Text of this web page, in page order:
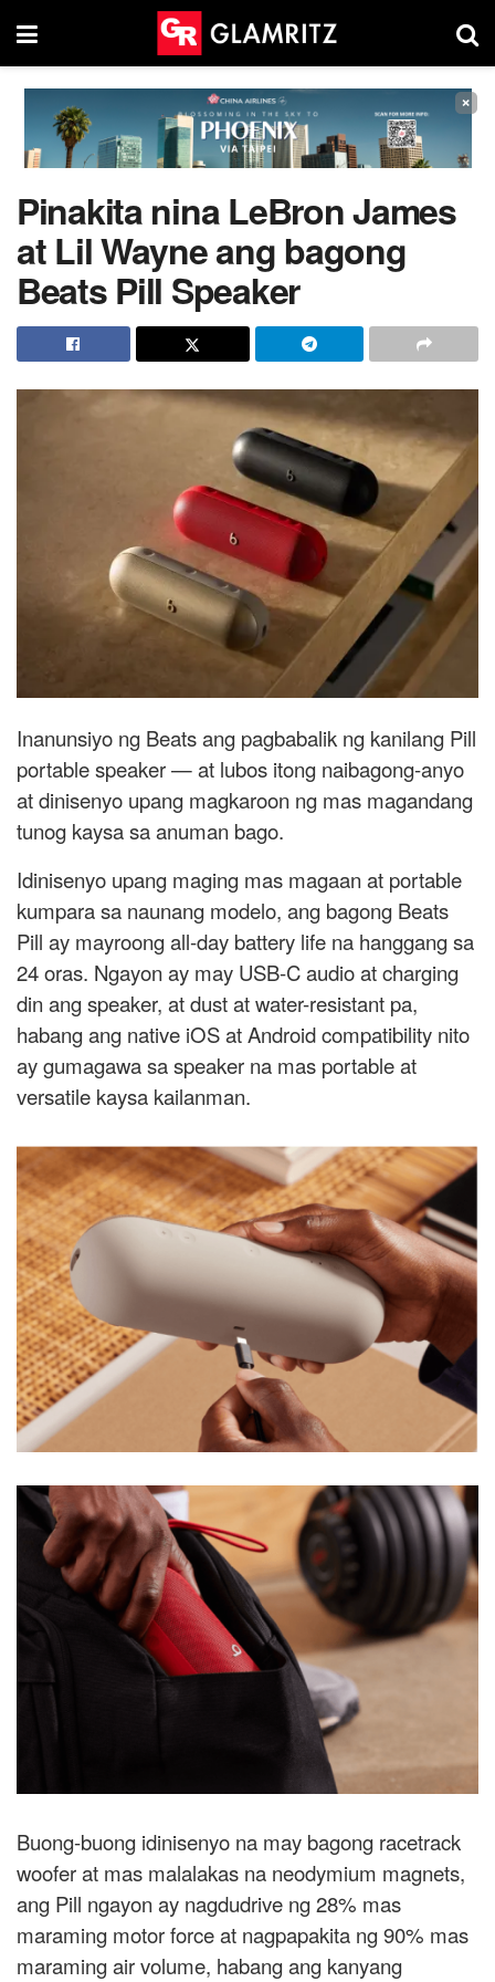
×
Pinakita nina LeBron James
at Lil Wayne ang bagong
Beats Pill Speaker
Inanunsiyo ng Beats ang pagbabalik ng kanilang Pill
portable speaker — at lubos itong naibagong-anyo
at dinisenyo upang magkaroon ng mas magandang
tunog kaysa sa anuman bago.
Idinisenyo upang maging mas magaan at portable
kumpara sa naunang modelo, ang bagong Beats
Pill ay mayroong all-day battery life na hanggang sa
24 oras. Ngayon ay may USB-C audio at charging
din ang speaker, at dust at water-resistant pa,
habang ang native iOS at Android compatibility nito
ay gumagawa sa speaker na mas portable at
versatile kaysa kailanman.
Buong-buong idinisenyo na may bagong racetrack
woofer at mas malalakas na neodymium magnets,
ang Pill ngayon ay nagdudrive ng 28% mas
maraming motor force at nagpapakita ng 90% mas
maraming air volume, habang ang kanyang